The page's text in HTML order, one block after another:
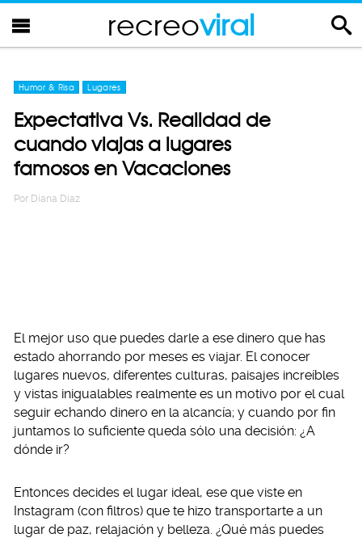
recreoviral
Humor & Risa Lugares
Expectativa Vs. Realidad de
cuando viajas a lugares
famosos en Vacaciones
Por Diana Diaz
El mejor uso que puedes darle a ese dinero que has
estado ahorrando por meses es viajar. El conocer
lugares nuevos, diferentes culturas, paisajes increíbles
y vistas inigualables realmente es un motivo por el cual
seguir echando dinero en la alcancía; y cuando por fin
juntamos lo suficiente queda sólo una decisión: ¿A
dónde ir?
Entonces decides el lugar ideal, ese que viste en
Instagram (con filtros) que te hizo transportarte a un
lugar de paz, relajación y belleza. ¿Qué más puedes